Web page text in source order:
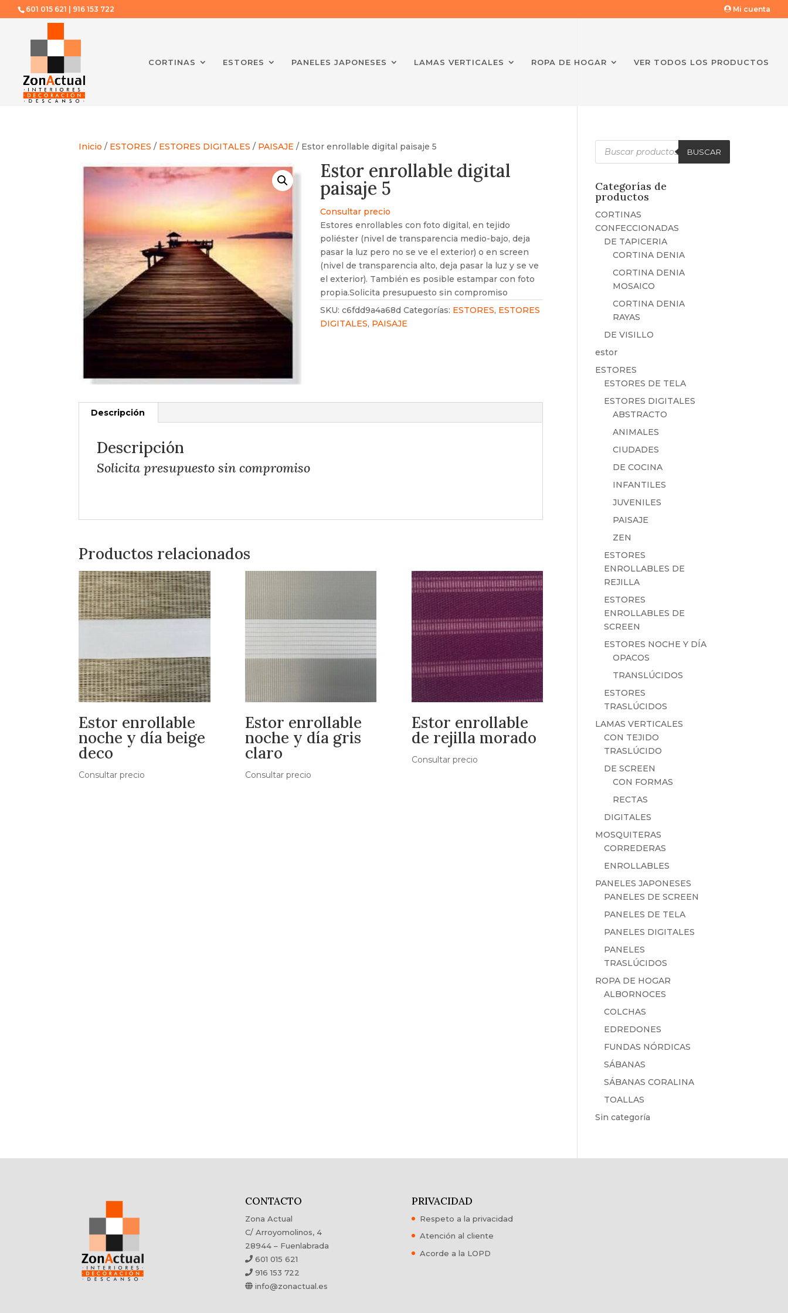
601 015 621 | 916 153 722 Mi cuenta
CORTINAS ESTORES PANELES JAPONESES LAMAS VERTICALES ROPA DE HOGAR VER TODOS LOS PRODUCTOS
Inicio / ESTORES / ESTORES DIGITALES / PAISAJE / Estor enrollable digital paisaje 5
Estor enrollable digital
paisaje 5
Consultar precio
Estores enrollables con foto digital, en tejido
poliéster (nivel de transparencia medio-bajo, deja
pasar la luz pero no se ve el exterior) o en screen
(nivel de transparencia alto, deja pasar la luz y se ve
el exterior). También es posible estampar con foto
propia.Solicita presupuesto sin compromiso
SKU:c6fdd9a4a68d Categorías: ESTORES, ESTORES
DIGITALES, PAISAJE
Descripción
Descripción
Solicita presupuesto sin compromiso
Productos relacionados
Estor enrollable
noche y día beige
deco
Consultar precio
Estor enrollable
noche y día gris
claro
Consultar precio
Estor enrollable
de rejilla morado
Consultar precio
Búsqueda
de
productos
BUSCAR
Categorías de
productos
CORTINAS
CONFECCIONADAS
DE TAPICERIA
CORTINA DENIA
CORTINA DENIA
MOSAICO
CORTINA DENIA
RAYAS
DE VISILLO
estor
ESTORES
ESTORES DE TELA
ESTORES DIGITALES
ABSTRACTO
ANIMALES
CIUDADES
DE COCINA
INFANTILES
JUVENILES
PAISAJE
ZEN
ESTORES
ENROLLABLES DE
REJILLA
ESTORES
ENROLLABLES DE
SCREEN
ESTORES NOCHE Y DÍA
OPACOS
TRANSLÚCIDOS
ESTORES
TRASLÚCIDOS
LAMAS VERTICALES
CON TEJIDO
TRASLÚCIDO
DE SCREEN
CON FORMAS
RECTAS
DIGITALES
MOSQUITERAS
CORREDERAS
ENROLLABLES
PANELES JAPONESES
PANELES DE SCREEN
PANELES DE TELA
PANELES DIGITALES
PANELES
TRASLÚCIDOS
ROPA DE HOGAR
ALBORNOCES
COLCHAS
EDREDONES
FUNDAS NÓRDICAS
SÁBANAS
SÁBANAS CORALINA
TOALLAS
Sin categoría
CONTACTO
Zona Actual
C/ Arroyomolinos, 4
28944 – Fuenlabrada
601 015 621
916 153 722
info@zonactual.es
PRIVACIDAD
Respeto a la privacidad
Atención al cliente
Acorde a la LOPD